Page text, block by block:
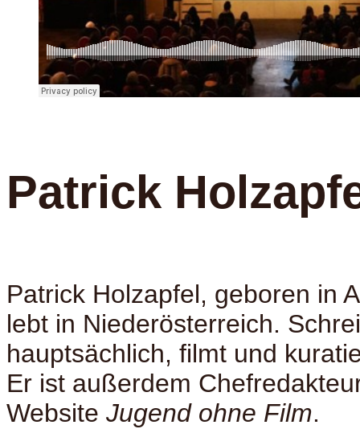
Patrick
Patrick Holzapfel, geboren in
lebt in Niederösterreich.
hauptsächlich, filmt und
Er ist außerdem
Website Jugend ohne Film.